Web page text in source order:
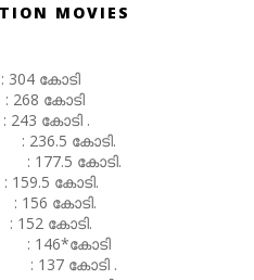
MOVIES
കോടി
കോടി
കോടി .
കോടി.
കോടി.
കോടി.
കോടി.
കോടി.
കോടി .